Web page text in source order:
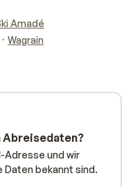
Amadé
Wagrain
Abreisedaten?
Adresse und wir
Daten bekannt sind.